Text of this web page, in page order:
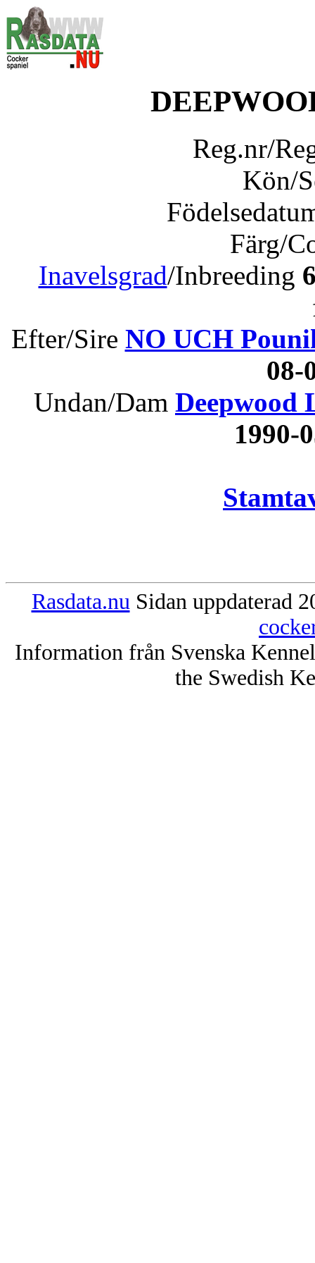
Reg.nr/
Kön/
Färg/
Inavelsgrad/Inbreeding
Efter/Sire NO UCH
Undan/Dam Deepwood
Rasdata.nu Sidan uppdaterad
Information från Svenska
the Swedish